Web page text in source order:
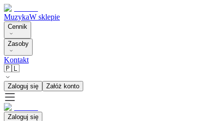
MuzykaW sklepie
Cennik
Zasoby
Kontakt
🇵🇱
Zaloguj się Załóż konto
Zaloguj się